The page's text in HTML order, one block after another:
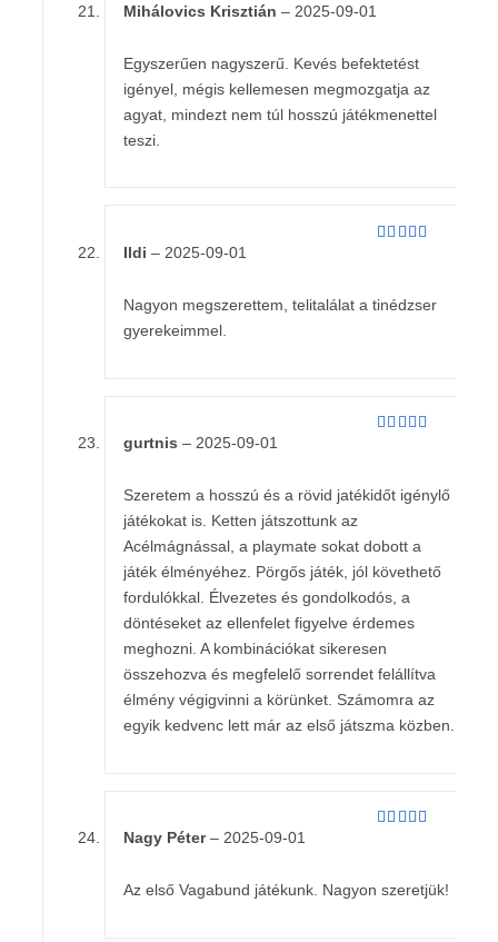
Mihálovics Krisztián– 2025-09-01
Egyszerűen nagyszerű. Kevés befektetést
igényel, mégis kellemesen megmozgatja az
agyat, mindezt nem túl hosszú játékmenettel
teszi.
Ildi– 2025-09-01
Nagyon megszerettem, telitalálat a tinédzser
gyerekeimmel.
gurtnis– 2025-09-01
Szeretem a hosszú és a rövid jatékidőt igénylő
játékokat is. Ketten játszottunk az
Acélmágnással, a playmate sokat dobott a
játék élményéhez. Pörgős játék, jól követhető
fordulókkal. Élvezetes és gondolkodós, a
döntéseket az ellenfelet figyelve érdemes
meghozni. A kombinációkat sikeresen
összehozva és megfelelő sorrendet felállítva
élmény végigvinni a körünket. Számomra az
egyik kedvenc lett már az első játszma közben.
Nagy Péter– 2025-09-01
Az első Vagabund játékunk. Nagyon szeretjük!